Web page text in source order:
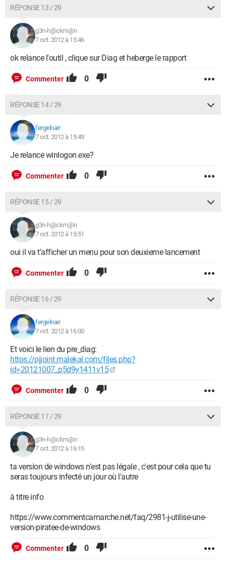
RÉPONSE 13 / 29
g3n-h@ckm@n
7 oct. 2012 à 15:46
ok relance l'outil , clique sur Diag et heberge le rapport
Commenter 0
RÉPONSE 14 / 29
fergelnair
7 oct. 2012 à 15:49
Je relance winlogon.exe?
Commenter 0
RÉPONSE 15 / 29
g3n-h@ckm@n
7 oct. 2012 à 15:51
oui il va t'afficher un menu pour son deuxieme lancement
Commenter 0
RÉPONSE 16 / 29
fergelnair
7 oct. 2012 à 16:00
Et voici le lien du pre_diag:
https://pjjoint.malekal.com/files.php?
id=20121007_p5d9y1411v15
Commenter 0
RÉPONSE 17 / 29
g3n-h@ckm@n
7 oct. 2012 à 16:15
ta version de windows n'est pas légale , c'est pour cela que tu
seras toujours infecté un jour où l'autre
à titre info
https://www.commentcamarche.net/faq/2981-j-utilise-une-
version-piratee-de-windows
Commenter 0